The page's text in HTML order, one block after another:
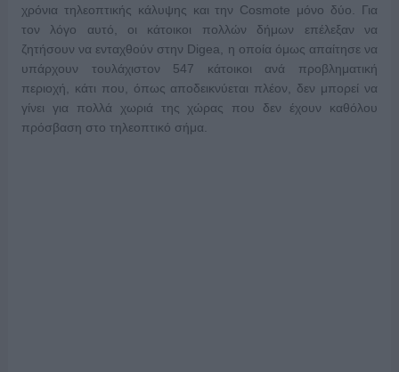
χρόνια τηλεοπτικής κάλυψης και την Cosmote μόνο δύο. Για
τον λόγο αυτό, οι κάτοικοι πολλών δήμων επέλεξαν να
ζητήσουν να ενταχθούν στην Digea,
η οποία όμως απαίτησε να
υπάρχουν τουλάχιστον 547 κάτοικοι ανά προβληματική
περιοχή, κάτι που, όπως αποδεικνύεται πλέον, δεν μπορεί να
γίνει για πολλά χωριά της χώρας που δεν έχουν καθόλου
πρόσβαση στο τηλεοπτικό σήμα.